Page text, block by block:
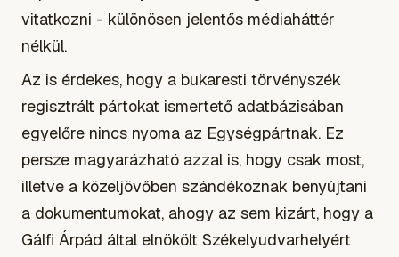
vitatkozni - különösen jelentős médiaháttér
nélkül.
Az is érdekes, hogy a bukaresti törvényszék
regisztrált pártokat ismertető adatbázisában
egyelőre nincs nyoma az Egységpártnak. Ez
persze magyarázható azzal is, hogy csak most,
illetve a közeljövőben szándékoznak benyújtani
a dokumentumokat, ahogy az sem kizárt, hogy a
Gálfi Árpád által elnökölt Székelyudvarhelyért